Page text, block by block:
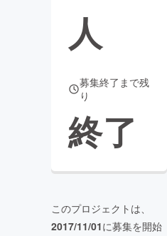
人
募集終了まで残
り
終了
このプロジェクトは、
2017/11/01に募集を開始